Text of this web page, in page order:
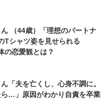
（44歳）「理想のパートナ
Tシャツ姿を見せられる
の恋愛観とは？
「夫を亡くし、心身不調に。
…」原因がわかり自責を卒業